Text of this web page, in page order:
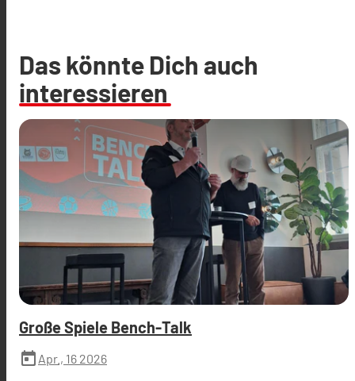
Das könnte Dich auch
interessieren
Große Spiele Bench-Talk
today Apr., 16 2026